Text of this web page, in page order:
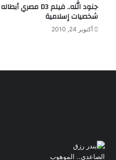
جنود الله‮.. فيلم‮ ‬3D‮ ‬مصري أبطاله
شخصيات إسلامية‮‬
أكتوبر 24, 2010